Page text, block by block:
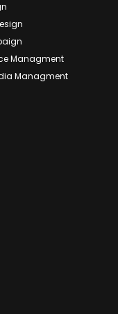
Managment
Managment